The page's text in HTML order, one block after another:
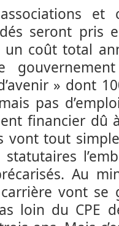
et
seront pris
un coût total
» dont
pas
financier
vont tout
Au
vont se
loin du CPE